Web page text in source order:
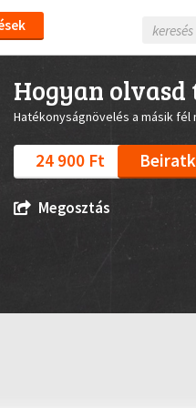
Hogyan
Hatékonyságnövelés a másik
24 900 Ft
Megosztás